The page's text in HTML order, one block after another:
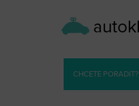
CHCETE PORADIT?